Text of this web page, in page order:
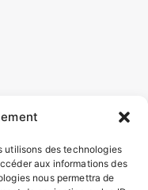
utilisons des technologies
aux informations des
nous permettra de